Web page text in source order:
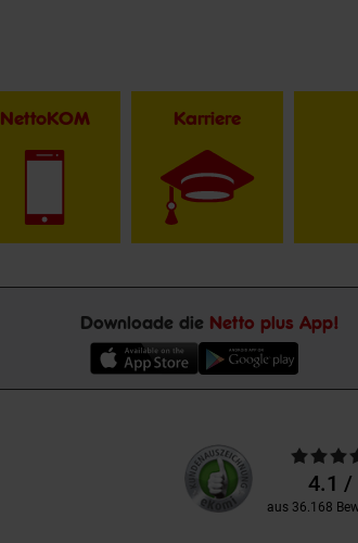
NettoKOM Karriere
Downloade die Netto plus App!
Unsere
Kundenbewertungen
Bewertungen
4.1 /
aus 36.168